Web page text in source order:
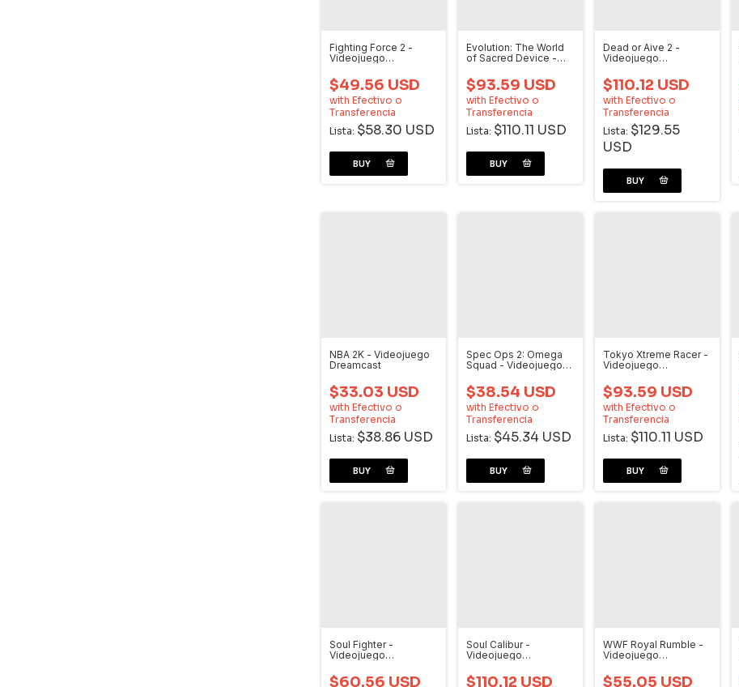
Fighting Force 2 -
Videojuego
$49.56 USD
with Efectivo o
Transferencia
Lista: $58.30 USD
Evolution: The World
of Sacred Device -
Dreamcast
$93.59 USD
with Efectivo o
Transferencia
Lista: $110.11 USD
Dead or Aive 2 -
Videojuego
$110.12 USD
with Efectivo o
Transferencia
Lista: $129.55
USD
NBA 2K - Videojuego
Dreamcast
$33.03 USD
with Efectivo o
Transferencia
Lista: $38.86 USD
Spec Ops 2: Omega
Squad - Videojuego
$38.54 USD
with Efectivo o
Transferencia
Lista: $45.34 USD
Tokyo Xtreme Racer -
Videojuego
$93.59 USD
with Efectivo o
Transferencia
Lista: $110.11 USD
Soul Fighter -
Videojuego
$60.56 USD
Soul Calibur -
Videojuego
$110.12 USD
WWF Royal Rumble -
Videojuego
$55.05 USD